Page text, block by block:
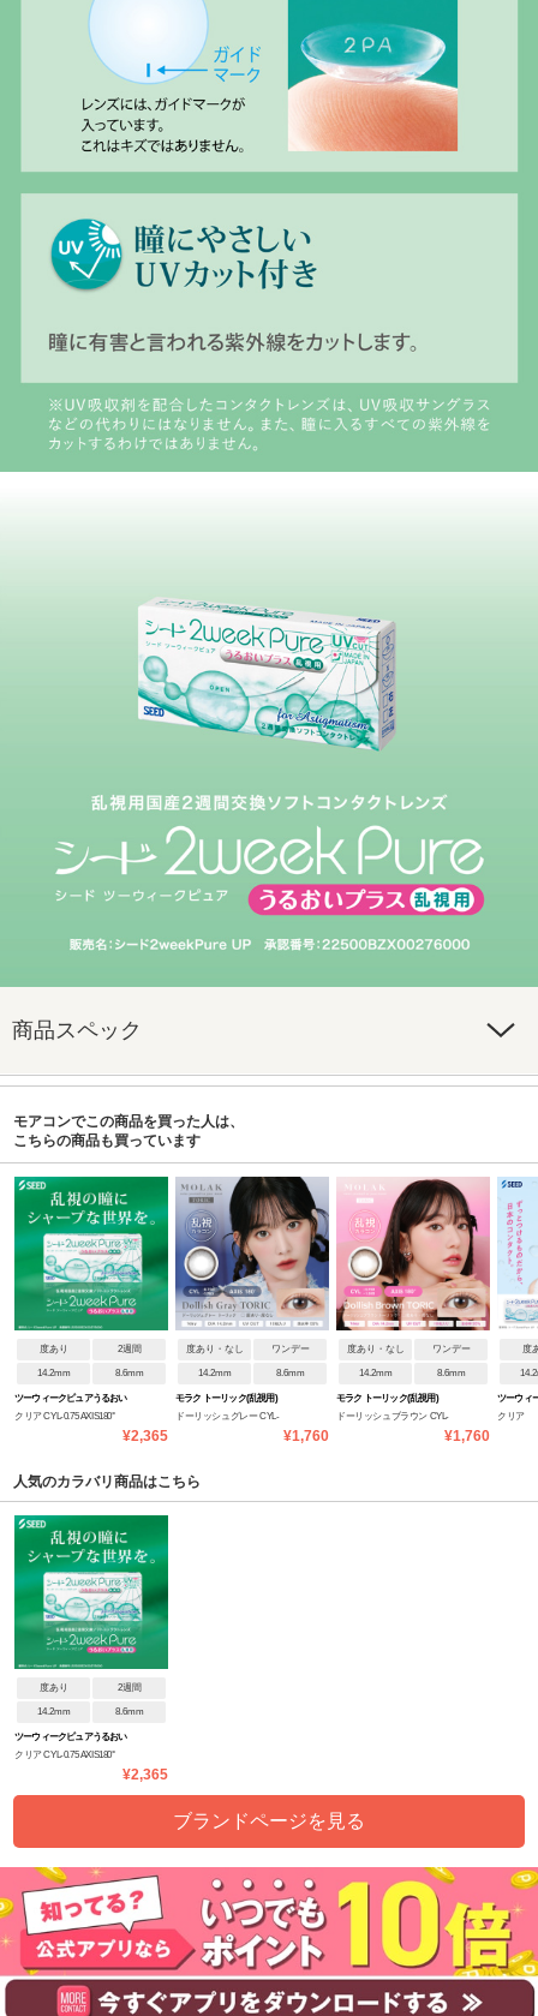
商品スペック
モアコンでこの商品を買った人は、
こちらの商品も買っています
度あり 2週間
14.2mm 8.6mm
ツーウィークピュアうるおい
クリア CYL-0.75 AXIS180°
¥2,365
度あり・なし ワンデー
14.2mm 8.6mm
モラク トーリック(乱視用)
ドーリッシュグレー CYL-
¥1,760
度あり・なし ワンデー
14.2mm 8.6mm
モラク トーリック(乱視用)
ドーリッシュブラウン CYL-
¥1,760
度
ツーウィ
クリア
人気のカラバリ商品はこちら
度あり 2週間
14.2mm 8.6mm
ツーウィークピュアうるおい
クリア CYL-0.75 AXIS180°
¥2,365
ブランドページを見る